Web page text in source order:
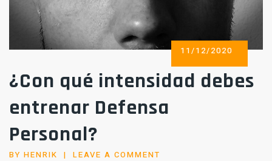
¿Con qué intensidad debes
entrenar Defensa
Personal?
POSTED
ON
11/12/2020
BY HENRIK LEAVE A COMMENT